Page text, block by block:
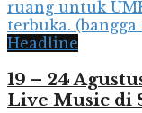
Headline
19 – 24
Live Music di